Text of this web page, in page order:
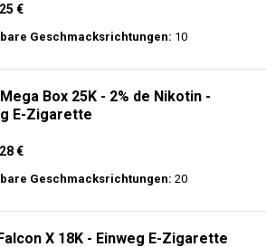
€
Geschmacksrichtungen: 10
Box 25K - 2% de Nikotin -
E-Zigarette
€
Geschmacksrichtungen: 20
X 18K - Einweg E-Zigarette